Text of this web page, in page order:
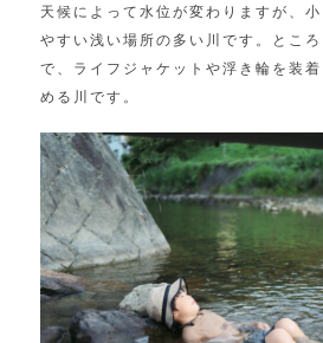
天候によって水位が変わりますが、
やすい浅い場所の多い川です。とこ
で、ライフジャケットや浮き輪を装
める川です。